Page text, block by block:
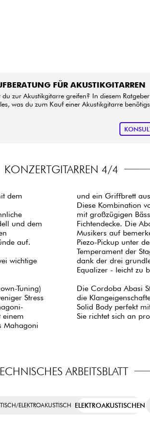
FÜR AKUSTIKGITARREN
du zur Akustikgitarre greifen? In diesem
was du zum Kauf einer Akustikgitarre
KONZERTGITARREN 4/4
dem
und dem
auf.
wichtige
Tuning)
Stress
einem
Mahagoni
und ein Griffbrett
Diese Kombination
mit großzügigen
Fichtendecke. Die
Musikers auf
Piezo-Pickup unter
Temperament der
dank der drei
Equalizer - leicht zu
Die Cordoba Abasi
die
Solid Body perfekt
Sie richtet sich an
ARBEITSBLATT
ELEKTROAKUSTISCH ELEKTROAKUSTISCHEN